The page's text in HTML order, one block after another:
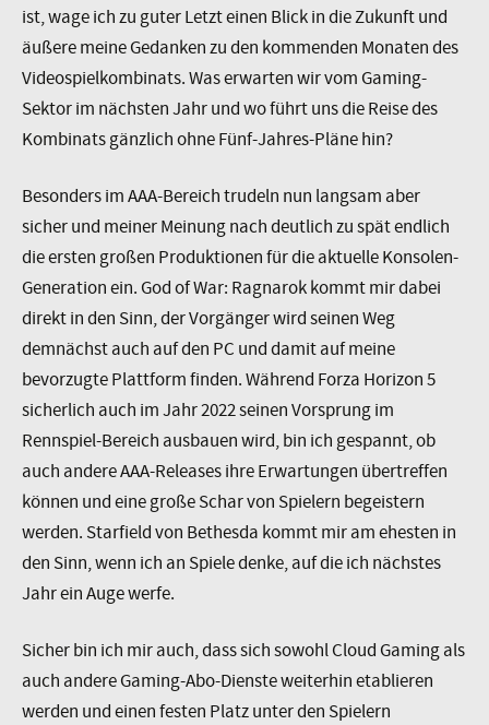
ist, wage ich zu guter Letzt einen Blick in die Zukunft und
äußere meine Gedanken zu den kommenden Monaten des
Videospielkombinats. Was erwarten wir vom Gaming-
Sektor im nächsten Jahr und wo führt uns die Reise des
Kombinats gänzlich ohne Fünf-Jahres-Pläne hin?
Besonders im AAA-Bereich trudeln nun langsam aber
sicher und meiner Meinung nach deutlich zu spät endlich
die ersten großen Produktionen für die aktuelle Konsolen-
Generation ein. God of War: Ragnarok kommt mir dabei
direkt in den Sinn, der Vorgänger wird seinen Weg
demnächst auch auf den PC und damit auf meine
bevorzugte Plattform finden. Während Forza Horizon 5
sicherlich auch im Jahr 2022 seinen Vorsprung im
Rennspiel-Bereich ausbauen wird, bin ich gespannt, ob
auch andere AAA-Releases ihre Erwartungen übertreffen
können und eine große Schar von Spielern begeistern
werden. Starfield von Bethesda kommt mir am ehesten in
den Sinn, wenn ich an Spiele denke, auf die ich nächstes
Jahr ein Auge werfe.
Sicher bin ich mir auch, dass sich sowohl Cloud Gaming als
auch andere Gaming-Abo-Dienste weiterhin etablieren
werden und einen festen Platz unter den Spielern